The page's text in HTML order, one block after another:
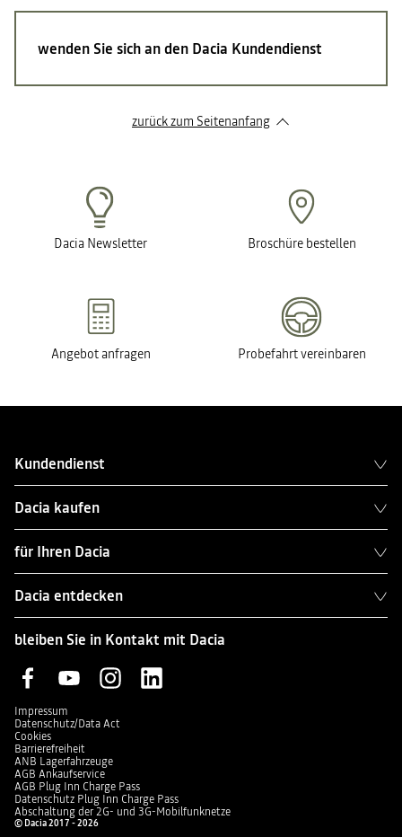
wenden Sie sich an den Dacia Kundendienst
zurück zum Seitenanfang
Dacia Newsletter Broschüre bestellen
Angebot anfragen Probefahrt vereinbaren
Kundendienst
Dacia kaufen
für Ihren Dacia
Dacia entdecken
bleiben Sie in Kontakt mit Dacia
Impressum
Datenschutz/Data Act
Cookies
Barrierefreiheit
ANB Lagerfahrzeuge
AGB Ankaufservice
AGB Plug Inn Charge Pass
Datenschutz Plug Inn Charge Pass
Abschaltung der 2G- und 3G-Mobilfunknetze
© Dacia 2017 - 2026